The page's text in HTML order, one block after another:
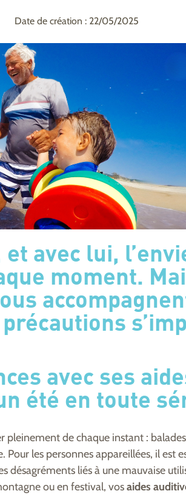
Date de création : 22/05/2025
et avec lui,
moment.
avec ses
été en toute
pleinement de chaque instant :
les personnes appareillées, il est
désagréments liés à une mauvaise
ou en festival, vosaides